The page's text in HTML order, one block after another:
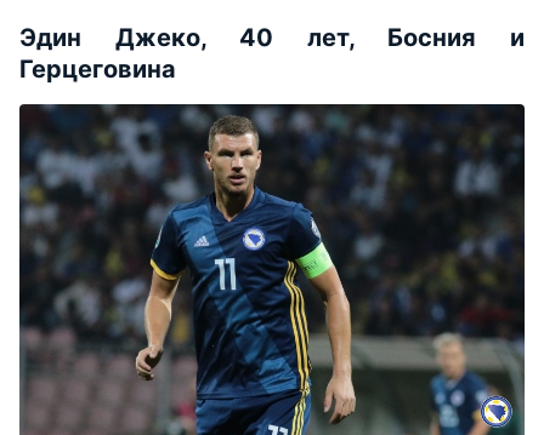
Эдин Джеко, 40 лет, Босния и
Герцеговина